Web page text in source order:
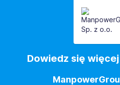
Dowiedz się